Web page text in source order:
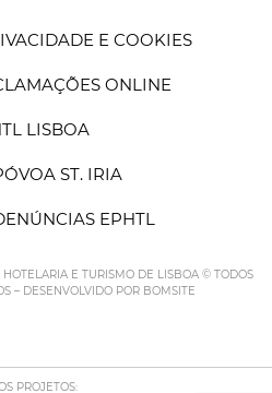
E COOKIES
ONLINE
LISBOA
ST. IRIA
EPHTL
E TURISMO DE LISBOA © TODOS
– DESENVOLVIDO POR BOMSITE
PROJETOS: